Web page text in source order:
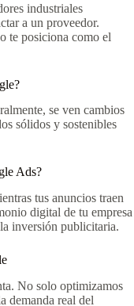
industriales
a un proveedor.
te posiciona como el
se ven cambios
sólidos y sostenibles
Ads?
tus anuncios traen
digital de tu empresa
inversión publicitaria.
No solo optimizamos
demanda real del